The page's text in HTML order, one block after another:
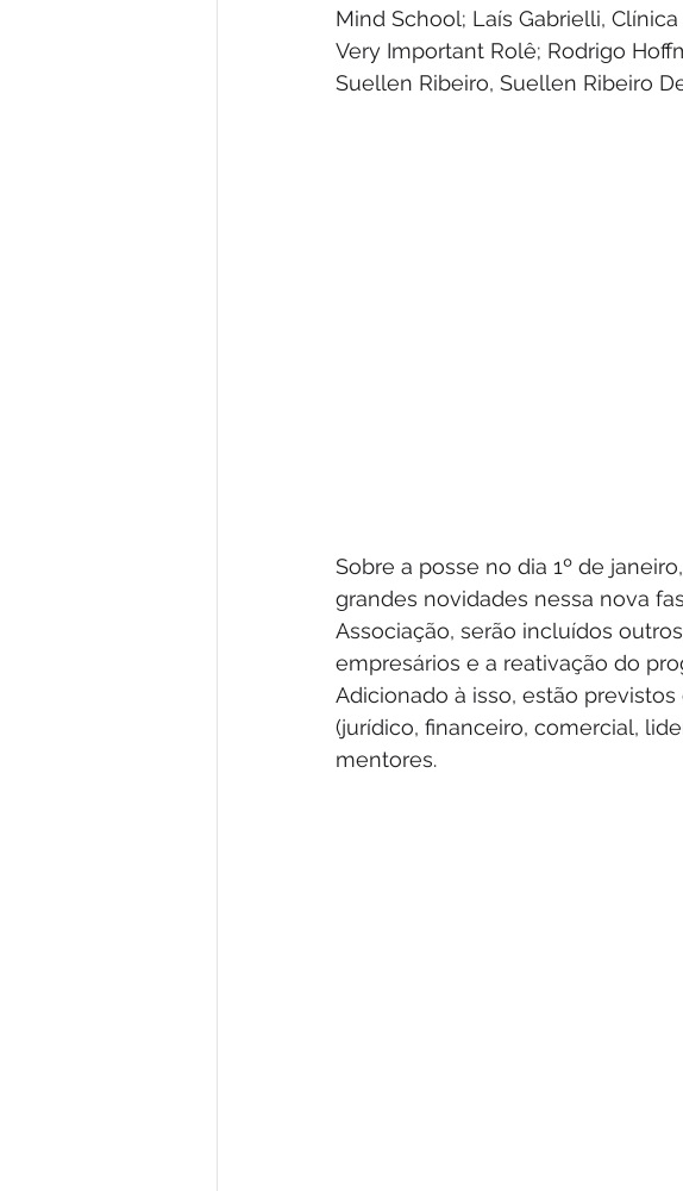
Mind School; Laís Gabrielli,
Very Important Rolê; Rodrigo
Suellen Ribeiro, Suellen Ribeiro
Sobre a posse no dia 1º de
grandes novidades nessa nova
Associação, serão incluídos
empresários e a reativação do
Adicionado à isso, estão
(jurídico, financeiro, comercial,
mentores.